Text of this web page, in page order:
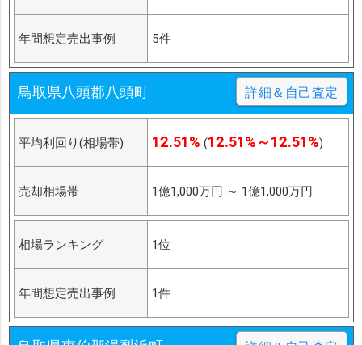
年間想定売出事例 5件
鳥取県八頭郡八頭町 詳細＆自己査定
平均利回り(相場帯) 12.51% (12.51%～12.51%)
売却相場帯 1億1,000万円 ～ 1億1,000万円
相場ランキング 1位
年間想定売出事例 1件